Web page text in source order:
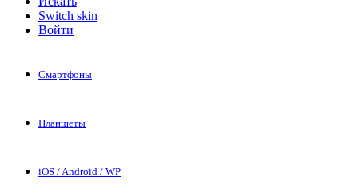
Switch skin
Войти
Смартфоны
Планшеты
iOS / Android / WP